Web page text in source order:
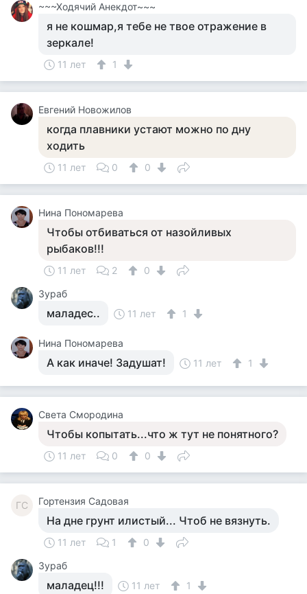
~~~Ходячий Анекдот~~~
я не кошмар,я тебе не твое отражение в
зеркале!
11 лет 1
Евгений Новожилов
когда плавники устают можно по дну
ходить
11 лет 0 0
Нина Пономарева
Чтобы отбиваться от назойливых
рыбаков!!!
11 лет 2
0
Зураб
маладес.. 11 лет 1
Нина Пономарева
А как иначе! Задушат! 11 лет 1
Света Смородина
Чтобы копытать...что ж тут не понятного?
11 лет 0 0
ГС Гортензия Садовая
На дне грунт илистый... Чтоб не вязнуть.
11 лет 1
0
Зураб
маладец!!! 11 лет 1